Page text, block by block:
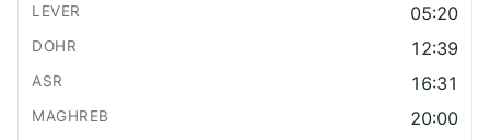
05:20
12:39
16:31
20:00